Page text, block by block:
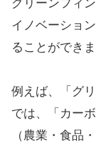
グリーンフィ
イノベーショ
ることができま
例えば、「グ
では、「カー
（農業・食品